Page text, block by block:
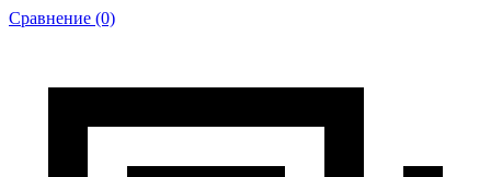
Сравнение (0)